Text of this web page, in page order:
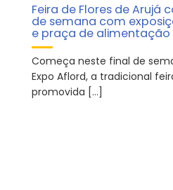
Feira de Flores de Arujá
de semana com
e praça de alimentação
Começa neste final de
Expo Aflord, a tradicional
promovida […]